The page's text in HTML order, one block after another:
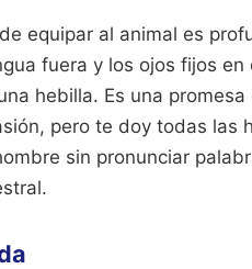
equipar al animal es
fuera y los ojos fijos
hebilla. Es una
pero te doy todas las
sin pronunciar